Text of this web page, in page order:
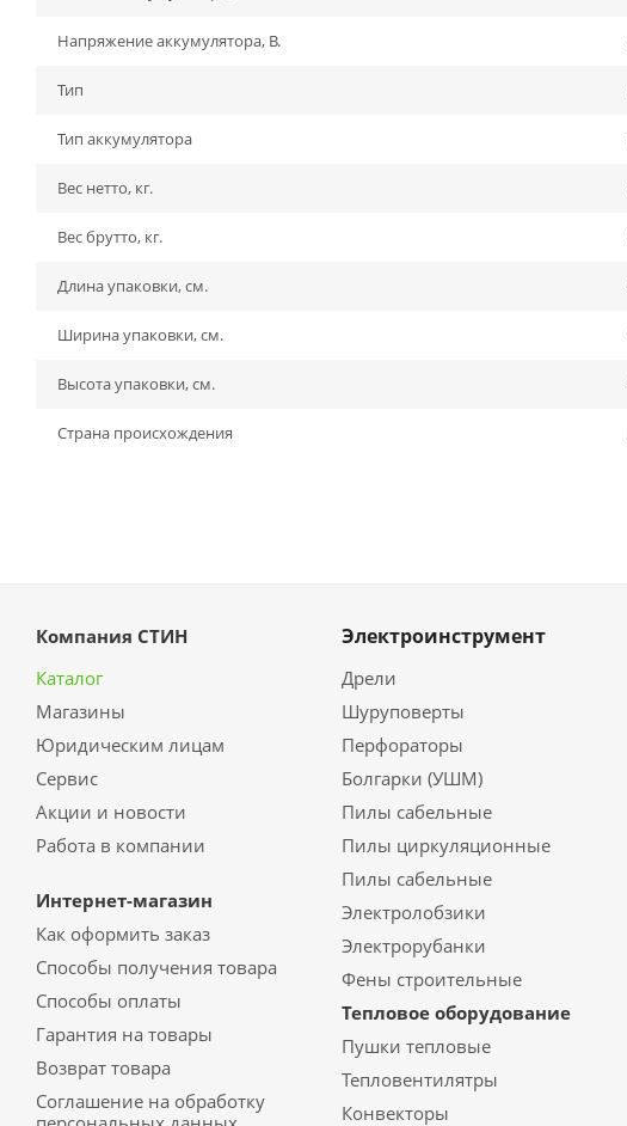
Напряжение аккумулятора, В.
Тип
Тип аккумулятора
Вес нетто, кг.
Вес брутто, кг.
Длина упаковки, см.
Ширина упаковки, см.
Высота упаковки, см.
Страна происхождения
Компания СТИН
Каталог
Магазины
Юридическим лицам
Сервис
Акции и новости
Работа в компании
Интернет-магазин
Как оформить заказ
Способы получения товара
Способы оплаты
Гарантия на товары
Возврат товара
Соглашение на обработку
Электроинструмент
Дрели
Шуруповерты
Перфораторы
Болгарки (УШМ)
Пилы сабельные
Пилы циркуляционные
Пилы сабельные
Электролобзики
Электрорубанки
Фены строительные
Тепловое оборудование
Пушки тепловые
Тепловентилятры
Конвекторы